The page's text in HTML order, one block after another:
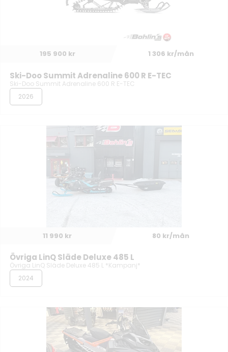
195 900 kr 1 306 kr/mån
Ski-Doo Summit Adrenaline 600 R E-TEC
Ski-Doo Summit Adrenaline 600 R E-TEC
2026
11 990 kr 80 kr/mån
Övriga LinQ Släde Deluxe 485 L
Övriga LinQ Släde Deluxe 485 L *Kampanj*
2024